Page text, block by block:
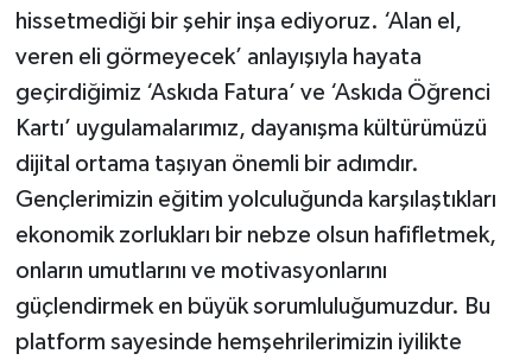
hissetmediği bir şehir inşa ediyoruz. ‘Alan el,
veren eli görmeyecek’ anlayışıyla hayata
geçirdiğimiz ‘Askıda Fatura’ ve ‘Askıda Öğrenci
Kartı’ uygulamalarımız, dayanışma kültürümüzü
dijital ortama taşıyan önemli bir adımdır.
Gençlerimizin eğitim yolculuğunda karşılaştıkları
ekonomik zorlukları bir nebze olsun hafifletmek,
onların umutlarını ve motivasyonlarını
güçlendirmek en büyük sorumluluğumuzdur. Bu
platform sayesinde hemşehrilerimizin iyilikte